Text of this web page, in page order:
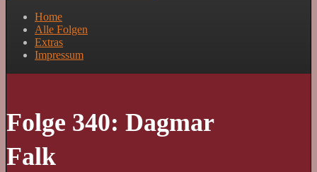
Home
Alle Folgen
Extras
Impressum
Folge 340: Dagmar
Falk